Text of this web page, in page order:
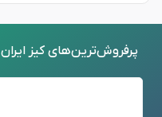
پرفروش‌ترین‌های کیز ایران